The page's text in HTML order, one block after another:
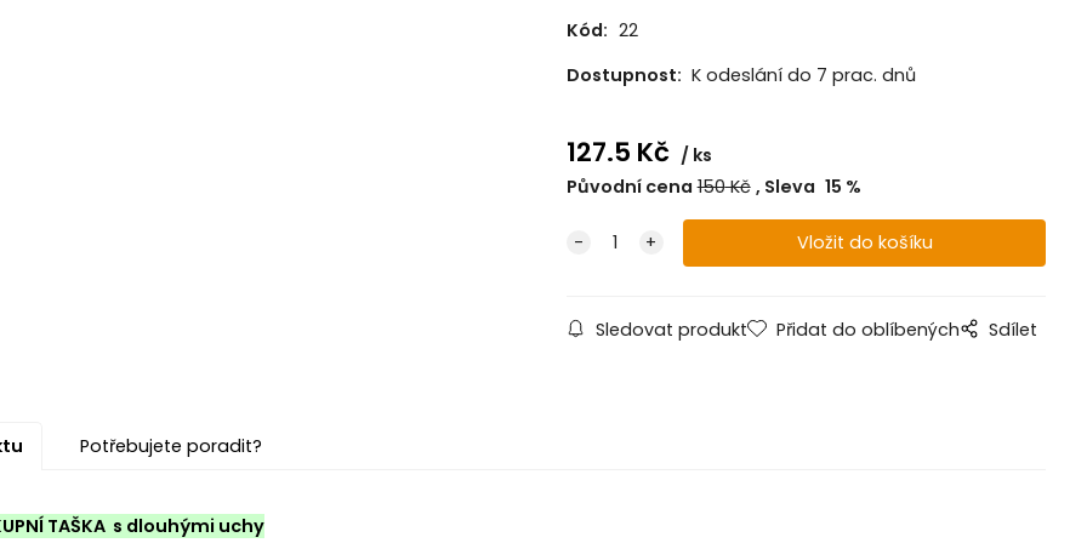
Kód: 22
Dostupnost: K odeslání do 7 prac. dnů
127.5 Kč
ks
Původní cena 150Kč Sleva 15 %
Sledovat produkt Přidat do oblíbených Sdílet
Potřebujete poradit?
TAŠKA s dlouhými uchy